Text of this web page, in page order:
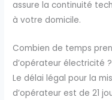
assure la continuité
à votre domicile.
Combien de temps
d’opérateur électricité ?
Le délai légal pour la
d’opérateur est de 21